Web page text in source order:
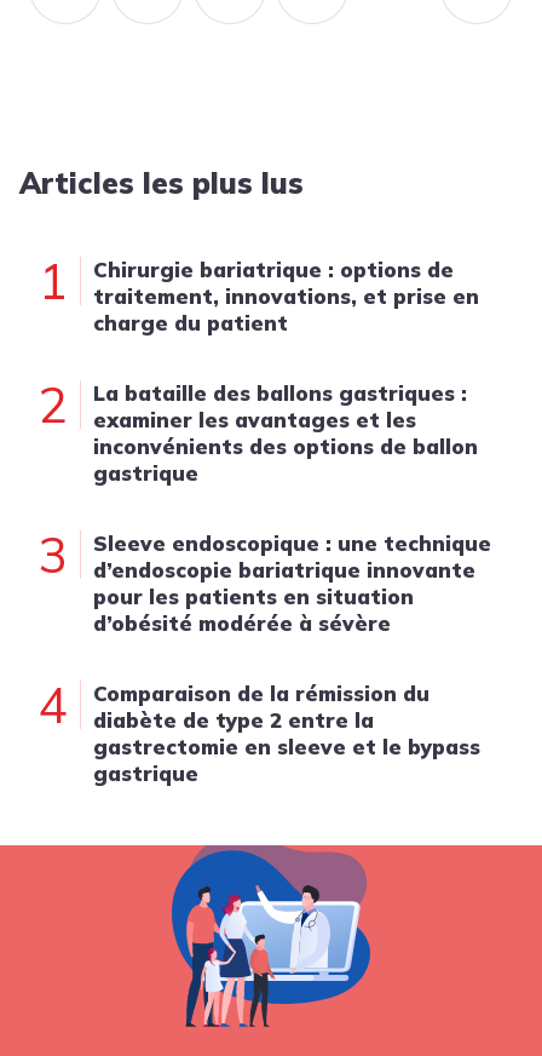
Articles les plus lus
1
Chirurgie bariatrique : options de
traitement, innovations, et prise en
charge du patient
2
La bataille des ballons gastriques :
examiner les avantages et les
inconvénients des options de ballon
gastrique
3
Sleeve endoscopique : une technique
d’endoscopie bariatrique innovante
pour les patients en situation
d’obésité modérée à sévère
4
Comparaison de la rémission du
diabète de type 2 entre la
gastrectomie en sleeve et le bypass
gastrique